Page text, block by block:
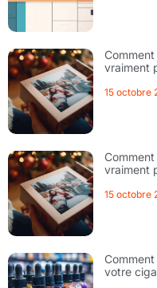
vraiment
15 octobre
vraiment
15 octobre
votre